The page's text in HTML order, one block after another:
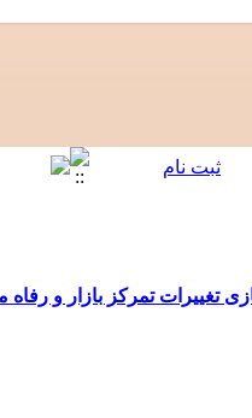
تغییرات تمرکز بازار و